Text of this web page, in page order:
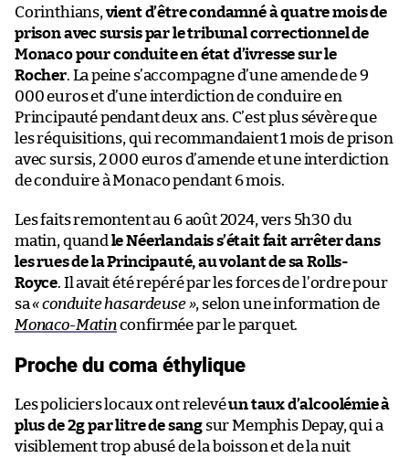
Corinthians, vient d’être condamné à quatre mois de
prison avec sursis par le tribunal correctionnel de
Monaco pour conduite en état d’ivresse sur le
Rocher. La peine s’accompagne d’une amende de 9
000 euros et d’une interdiction de conduire en
Principauté pendant deux ans. C’est plus sévère que
les réquisitions, qui recommandaient 1 mois de prison
avec sursis, 2 000 euros d’amende et une interdiction
de conduire à Monaco pendant 6 mois.
Les faits remontent au 6 août 2024, vers 5h30 du
matin, quand le Néerlandais s’était fait arrêter dans
les rues de la Principauté, au volant de sa Rolls-
Royce. Il avait été repéré par les forces de l’ordre pour
sa« conduite hasardeuse », selon une information de
Monaco-Matinconfirmée par le parquet.
Proche du coma éthylique
Les policiers locaux ont relevéun taux d’alcoolémie à
plus de 2g par litre de sangsur Memphis Depay, qui a
visiblement trop abusé de la boisson et de la nuit